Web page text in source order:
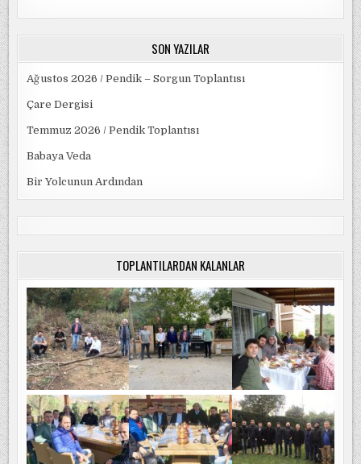
SON YAZILAR
Ağustos 2026 / Pendik – Sorgun Toplantısı
Çare Dergisi
Temmuz 2026 / Pendik Toplantısı
Babaya Veda
Bir Yolcunun Ardından
TOPLANTILARDAN KALANLAR